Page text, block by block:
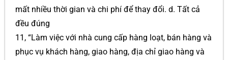
mất nhiều thời gian và chi phí để thay đổi. d. Tất cả
đều đúng
11, “Làm việc với nhà cung cấp hàng loạt, bán hàng và
phục vụ khách hàng, giao hàng, địa chỉ giao hàng và